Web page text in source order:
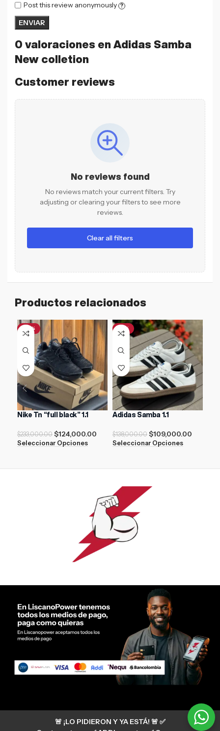
🚨 ¡LO PIDIERON Y YA ESTÁ! 🚨 ✅
0 valoraciones en Adidas Samba
New colletion
Customer reviews
No reviews found
No reviews match your current filters. Try
adjusting or clearing your filters to see more
reviews.
Clear all filters
Post this review anonymously ?
Productos relacionados
-47%
Nike Tn “full black” 1.1
$233,000.00 $124,000.00
Seleccionar Opciones
-21%
Adidas Samba 1.1
$138,000.00 $109,000.00
Seleccionar Opciones
Si tienes algún tipo de duda, puedes consultar